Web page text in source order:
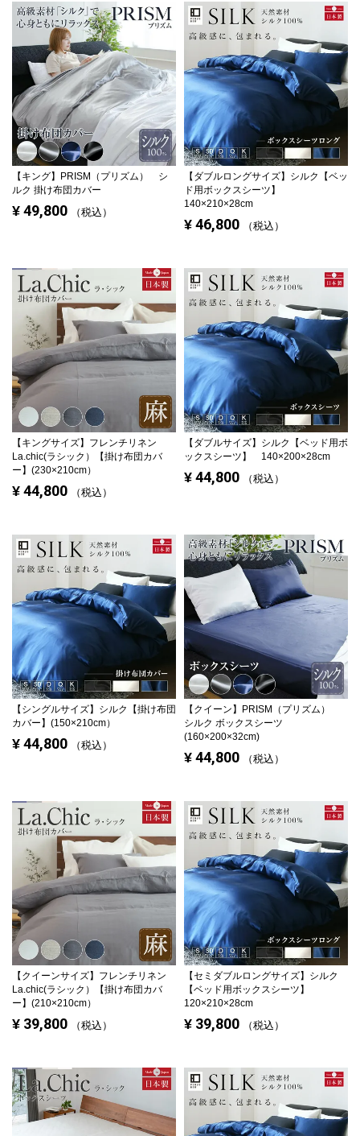
【キング】 PRISM（プリズム） シ
ルク 掛け布団カバー
¥ 49,800 税込
【ダブルロングサイズ】 シルク【ベッ
ド用ボックスシーツ】
140×210×28cm
¥ 46,800 税込
【キングサイズ】 フレンチリネン
La.chic(ラシック）【掛け布団カバ
ー】(230×210cm）
¥ 44,800 税込
【ダブルサイズ】 シルク【ベッド用ボ
ックスシーツ】 140×200×28cm
¥ 44,800 税込
【シングルサイズ】 シルク【掛け布団
カバー】(150×210cm）
¥ 44,800 税込
【クイーン】 PRISM（プリズム）
シルク ボックスシーツ
(160×200×32cm)
¥ 44,800 税込
【クイーンサイズ】 フレンチリネン
La.chic(ラシック）【掛け布団カバ
ー】(210×210cm）
¥ 39,800 税込
【セミダブルロングサイズ】 シルク
【ベッド用ボックスシーツ】
120×210×28cm
¥ 39,800 税込